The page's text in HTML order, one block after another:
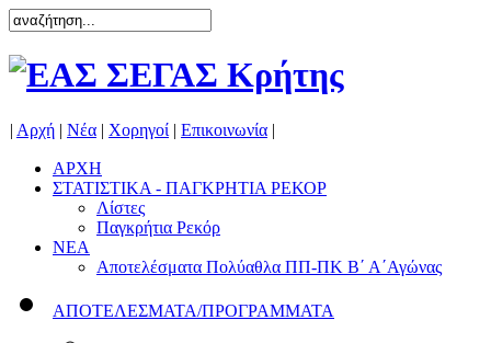
| Αρχή | Νέα | Χορηγοί | Επικοινωνία |
ΑΡΧΗ
ΣΤΑΤΙΣΤΙΚΑ - ΠΑΓΚΡΗΤΙΑ ΡΕΚΟΡ
Λίστες
Παγκρήτια Ρεκόρ
ΝΕΑ
Αποτελέσματα Πολύαθλα ΠΠ-ΠΚ Β΄ Α΄Αγώνας
ΑΠΟΤΕΛΕΣΜΑΤΑ/ΠΡΟΓΡΑΜΜΑΤΑ